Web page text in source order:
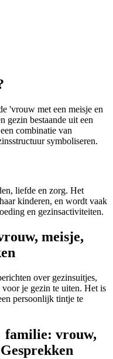
'vrouw met een meisje en
gezin bestaande uit een
combinatie van
symboliseren.
liefde en zorg. Het
kinderen, en wordt vaak
en gezinsactiviteiten.
meisje,
over gezinsuitjes,
je gezin te uiten. Het is
persoonlijk tintje te
familie: vrouw,